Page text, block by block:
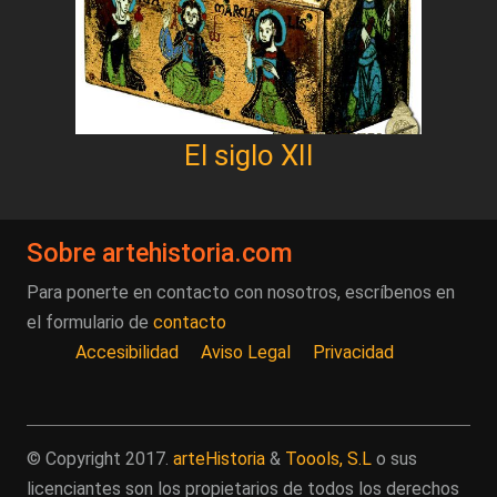
El siglo XII
Sobre artehistoria.com
Para ponerte en contacto con nosotros, escríbenos en
el formulario de contacto
Accesibilidad
Aviso Legal Privacidad
© Copyright 2017. arteHistoria & Toools, S.L o sus
licenciantes son los propietarios de todos los derechos